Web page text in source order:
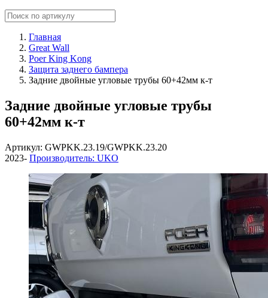
Главная
Great Wall
Poer King Kong
Защита заднего бампера
Задние двойные угловые трубы 60+42мм к-т
Задние двойные угловые трубы
60+42мм к-т
Артикул: GWPKK.23.19/GWPKK.23.20
2023- Производитель: UKO